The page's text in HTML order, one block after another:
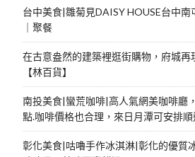
台中美食|雛菊見DAISY HOUSE台中
｜聚餐
在古意盎然的建築裡逛街購物，府城再
【林百貨】
南投美食|蠻荒咖啡|高人氣網美咖啡廳
點.咖啡價格也合理，來日月潭可安排
彰化美食|咕嚕手作冰淇淋|彰化的優質